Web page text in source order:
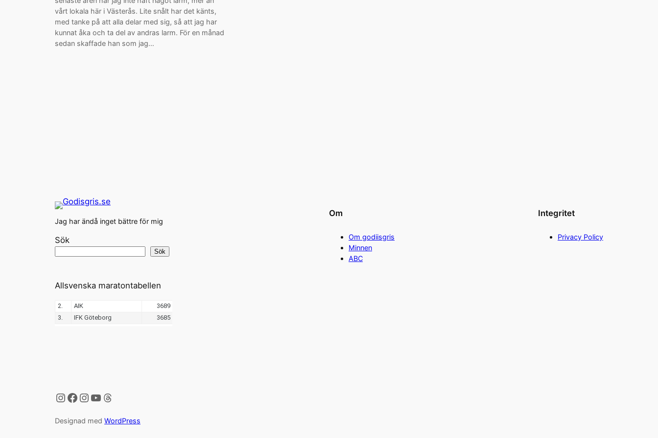
vårt lokala här i Västerås. Lite snålt har det känts,
med tanke på att alla delar med sig, så att jag har
kunnat åka och ta del av andras larm. För en månad
sedan skaffade han som jag…
Jag har ändå inget bättre för mig
Sök
Sök
Om
Om godiisgris
Minnen
ABC
Integritet
Privacy Policy
Allsvenska maratontabellen
Instagram
Facebook
Instagram
YouTube
Threads
Designad med WordPress